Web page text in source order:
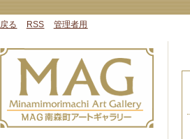
戻る RSS 管理者用